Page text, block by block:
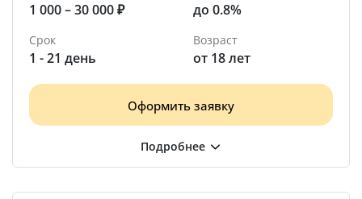
1 000 – 30 000 ₽ до 0.8%
Срок
1 - 21 день
Возраст
от 18 лет
Оформить заявку